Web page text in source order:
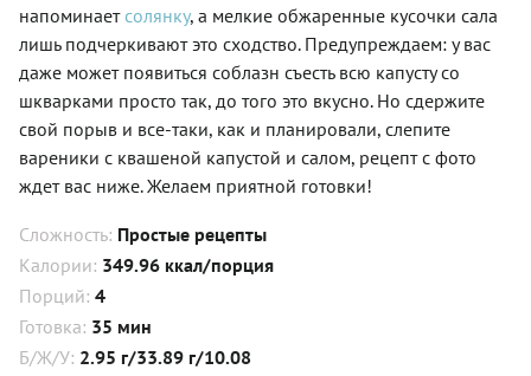
напоминает солянку, а мелкие обжаренные кусочки сала
лишь подчеркивают это сходство. Предупреждаем: у вас
даже может появиться соблазн съесть всю капусту со
шкварками просто так, до того это вкусно. Но сдержите
свой порыв и все-таки, как и планировали, слепите
вареники с квашеной капустой и салом, рецепт с фото
ждет вас ниже. Желаем приятной готовки!
Сложность: Простые рецепты
Калории: 349.96 ккал/порция
Порций: 4
Готовка: 35 мин
Б/Ж/У: 2.95 г/33.89 г/10.08